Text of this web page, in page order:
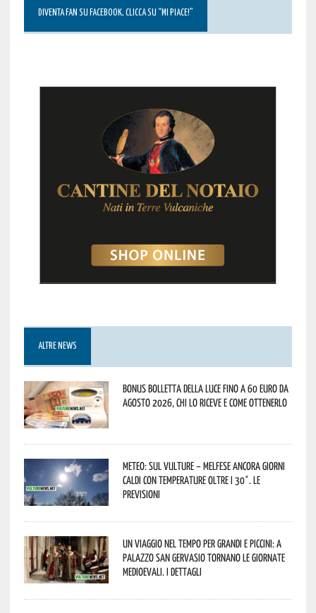
DIVENTA FAN SU FACEBOOK, CLICCA SU “MI PIACE!”
ALTRE NEWS
Bonus bolletta della luce fino a 60 euro da
agosto 2026, chi lo riceve e come ottenerlo
Meteo: sul Vulture – melfese ancora giorni
caldi con temperature oltre i 30°. Le
previsioni
Un viaggio nel tempo per grandi e piccini: a
Palazzo San Gervasio tornano le Giornate
Medioevali. I dettagli